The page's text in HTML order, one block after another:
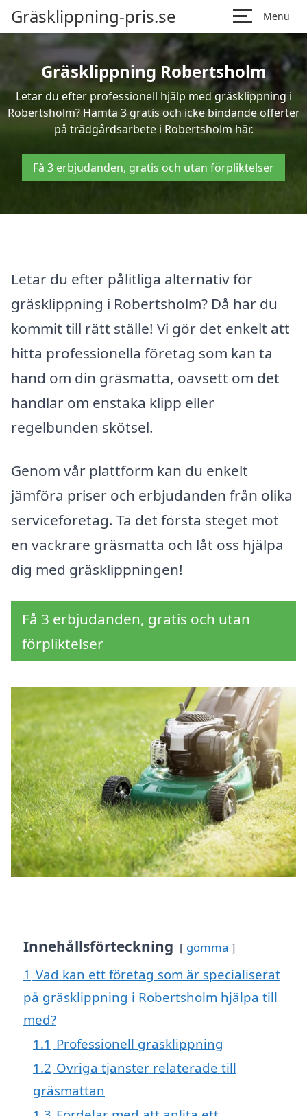
Gräsklippning-pris.se Menu
Gräsklippning Robertsholm
Letar du efter professionell hjälp med gräsklippning i
Robertsholm? Hämta 3 gratis och icke bindande offerter
på trädgårdsarbete i Robertsholm här.
Få 3 erbjudanden, gratis och utan förpliktelser
Letar du efter pålitliga alternativ för
gräsklippning i Robertsholm? Då har du
kommit till rätt ställe! Vi gör det enkelt att
hitta professionella företag som kan ta
hand om din gräsmatta, oavsett om det
handlar om enstaka klipp eller
regelbunden skötsel.
Genom vår plattform kan du enkelt
jämföra priser och erbjudanden från olika
serviceföretag. Ta det första steget mot
en vackrare gräsmatta och låt oss hjälpa
dig med gräsklippningen!
Få 3 erbjudanden, gratis och utan
förpliktelser
Innehållsförteckning gömma
1 Vad kan ett företag som är specialiserat
på gräsklippning i Robertsholm hjälpa till
med?
1.1 Professionell gräsklippning
1.2 Övriga tjänster relaterade till
gräsmattan